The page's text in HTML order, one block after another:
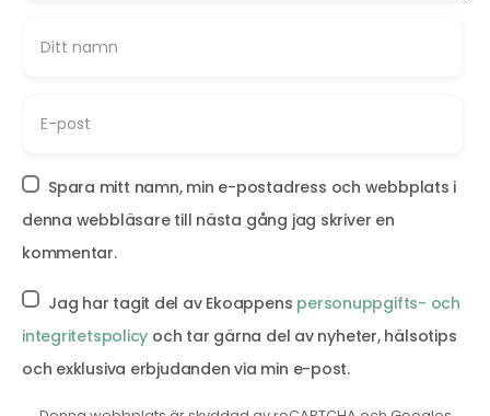
Spara mitt namn, min e-postadress och webbplats i
denna webbläsare till nästa gång jag skriver en
kommentar.
Jag har tagit del av Ekoappens personuppgifts- och
integritetspolicy och tar gärna del av nyheter, hälsotips
och exklusiva erbjudanden via min e-post.